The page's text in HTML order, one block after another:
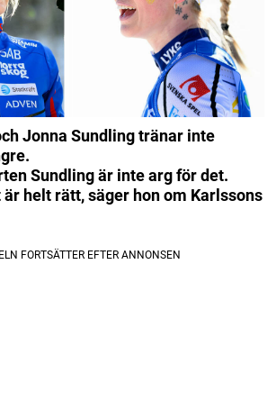
Jonna Sundling tränar inte
Sundling är inte arg för det.
helt rätt, säger hon om Karlssons